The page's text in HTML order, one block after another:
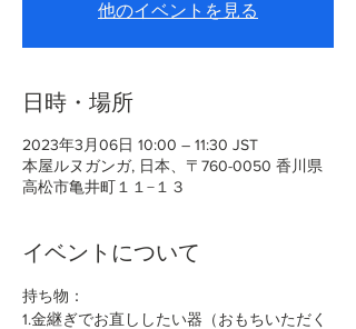
他のイベントを見る
日時・場所
2023年3月06日 10:00 – 11:30 JST
本屋ルヌガンガ, 日本、〒760-0050 香川県
高松市亀井町１１−１３
イベントについて
持ち物：
1.金継ぎでお直ししたい器（おもちいただく